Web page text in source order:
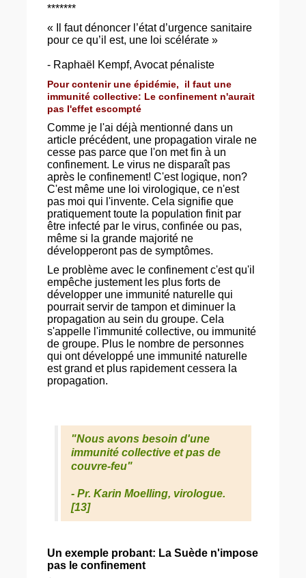
*******
« Il faut dénoncer l’état d’urgence sanitaire
pour ce qu’il est, une loi scélérate »
- Raphaël Kempf, Avocat pénaliste
Pour contenir une épidémie, il faut une
immunité collective: Le confinement n'aurait
pas l'effet escompté
Comme je l'ai déjà mentionné dans un
article précédent, une propagation virale ne
cesse pas parce que l'on met fin à un
confinement. Le virus ne disparaît pas
après le confinement! C'est logique, non?
C'est même une loi virologique, ce n'est
pas moi qui l'invente. Cela signifie que
pratiquement toute la population finit par
être infecté par le virus, confinée ou pas,
même si la grande majorité ne
développeront pas de symptômes.
Le problème avec le confinement c'est qu'il
empêche justement les plus forts de
développer une immunité naturelle qui
pourrait servir de tampon et diminuer la
propagation au sein du groupe. Cela
s'appelle l'immunité collective, ou immunité
de groupe. Plus le nombre de personnes
qui ont développé une immunité naturelle
est grand et plus rapidement cessera la
propagation.
"Nous avons besoin d'une
immunité collective et pas de
couvre-feu"
- Pr. Karin Moelling, virologue.
[13]
Un exemple probant: La Suède n'impose
pas le confinement